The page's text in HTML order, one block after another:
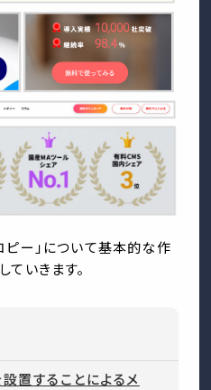
ピー」について基本的な作
ていきます。
設置することによるメ